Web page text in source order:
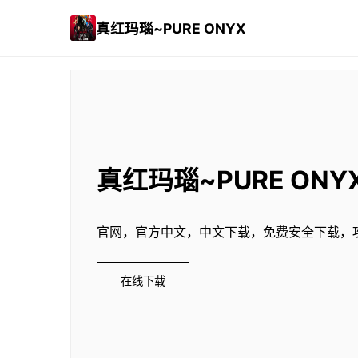
真红玛瑙~PURE ONYX
真红玛瑙~PURE
官网，官方中文，中文下载，免费安全下载，
在线下载